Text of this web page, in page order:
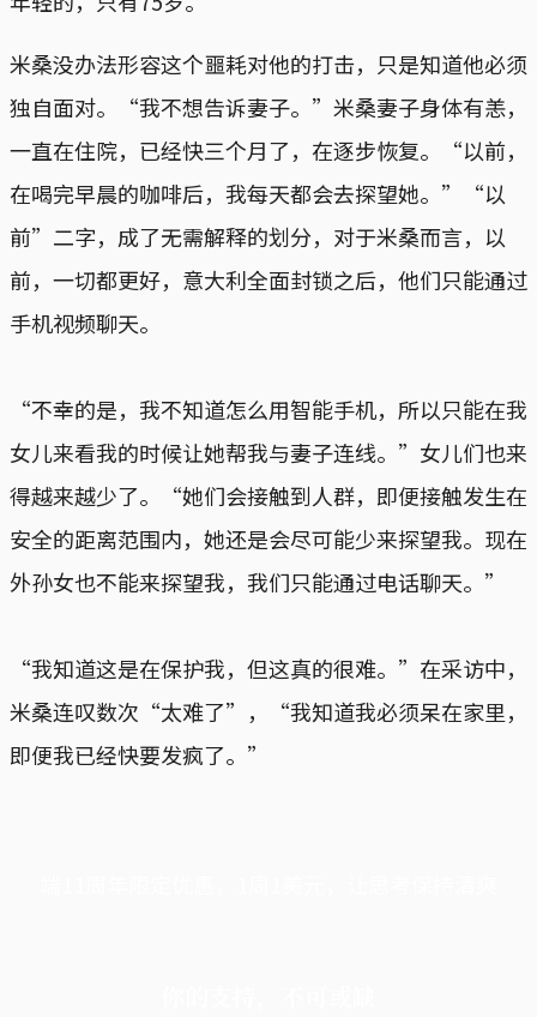
米桑没办法形容这个噩耗对他的打击，只是知道他必须
独自面对。“我不想告诉妻子。”米桑妻子身体有恙，
一直在住院，已经快三个月了，在逐步恢复。“以前，
在喝完早晨的咖啡后，我每天都会去探望她。”“以
前”二字，成了无需解释的划分，对于米桑而言，以
前，一切都更好，意大利全面封锁之后，他们只能通过
手机视频聊天。
“不幸的是，我不知道怎么用智能手机，所以只能在我
女儿来看我的时候让她帮我与妻子连线。”女儿们也来
得越来越少了。“她们会接触到人群，即便接触发生在
安全的距离范围内，她还是会尽可能少来探望我。现在
外孙女也不能来探望我，我们只能通过电话聊天。”
“我知道这是在保护我，但这真的很难。”在采访中，
米桑连叹数次“太难了”，“我知道我必须呆在家里，
即便我已经快要发疯了。”